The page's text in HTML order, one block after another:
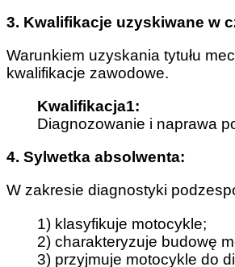
3. Kwalifikacje uzyskiwane w
Warunkiem uzyskania tytułu
kwalifikacje zawodowe.
Kwalifikacja1:
Diagnozowanie i naprawa
4. Sylwetka absolwenta:
W zakresie diagnostyki
1) klasyfikuje motocykle;
2) charakteryzuje budowę
3) przyjmuje motocykle do